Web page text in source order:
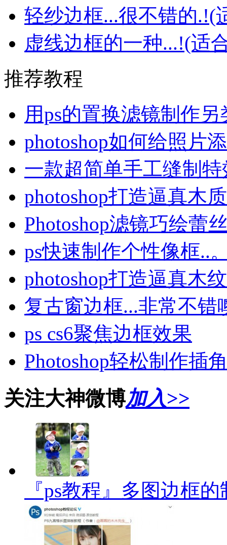
轻纱边框...很不错的.!(
虚线边框的一种...!(适
推荐教程
用ps的置换滤镜制作另
photoshop如何给照片
一款超简单手工缝制特
photoshop打造逼真木
Photoshop滤镜巧绘蕾
ps快速制作个性像框..
photoshop打造逼真木
复古窗边框...非常不错
ps cs6聚焦边框效果
Photoshop轻松制作插
关注大神微博加入>>
『ps教程』多图边框